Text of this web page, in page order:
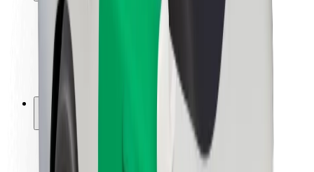
Bezpieczeństwo pasażerów
Bezpieczeństwo kierowców
Bezpieczna jazda na hulajnogach
Laboratorium bezpieczeństwa
Miasta
Lokalizacje
Rozwiązania dla miast